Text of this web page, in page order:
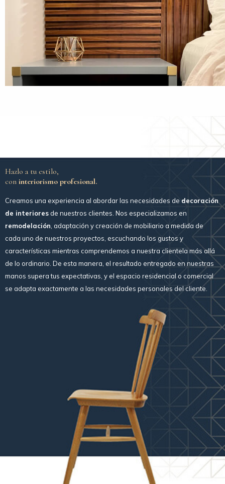
Hazlo a tu estilo,
con interiorismo profesional.
Creamos una experiencia al abordar las necesidades de decoración
de interiores de nuestros clientes. Nos especializamos en
remodelación , adaptación y creación de mobiliario a medida de
cada uno de nuestros proyectos, escuchando los gustos y
características mientras comprendemos a nuestra clientela más allá
de lo ordinario. De esta manera, el resultado entregado en nuestras
manos supera tus expectativas, y el espacio residencial o comercial
se adapta exactamente a las necesidades personales del cliente.